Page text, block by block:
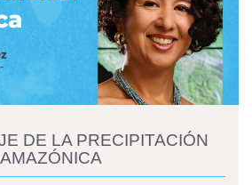
DE LA PRECIPITACIÓN
AMAZÓNICA